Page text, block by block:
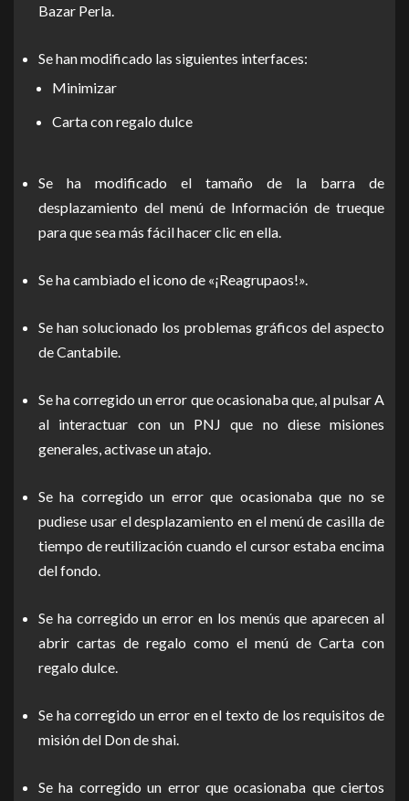
Bazar Perla.
Se han modificado las siguientes interfaces:
Minimizar
Carta con regalo dulce
Se ha modificado el tamaño de la barra de
desplazamiento del menú de Información de trueque
para que sea más fácil hacer clic en ella.
Se ha cambiado el icono de «¡Reagrupaos!».
Se han solucionado los problemas gráficos del aspecto
de Cantabile.
Se ha corregido un error que ocasionaba que, al pulsar A
al interactuar con un PNJ que no diese misiones
generales, activase un atajo.
Se ha corregido un error que ocasionaba que no se
pudiese usar el desplazamiento en el menú de casilla de
tiempo de reutilización cuando el cursor estaba encima
del fondo.
Se ha corregido un error en los menús que aparecen al
abrir cartas de regalo como el menú de Carta con
regalo dulce.
Se ha corregido un error en el texto de los requisitos de
misión del Don de shai.
Se ha corregido un error que ocasionaba que ciertos